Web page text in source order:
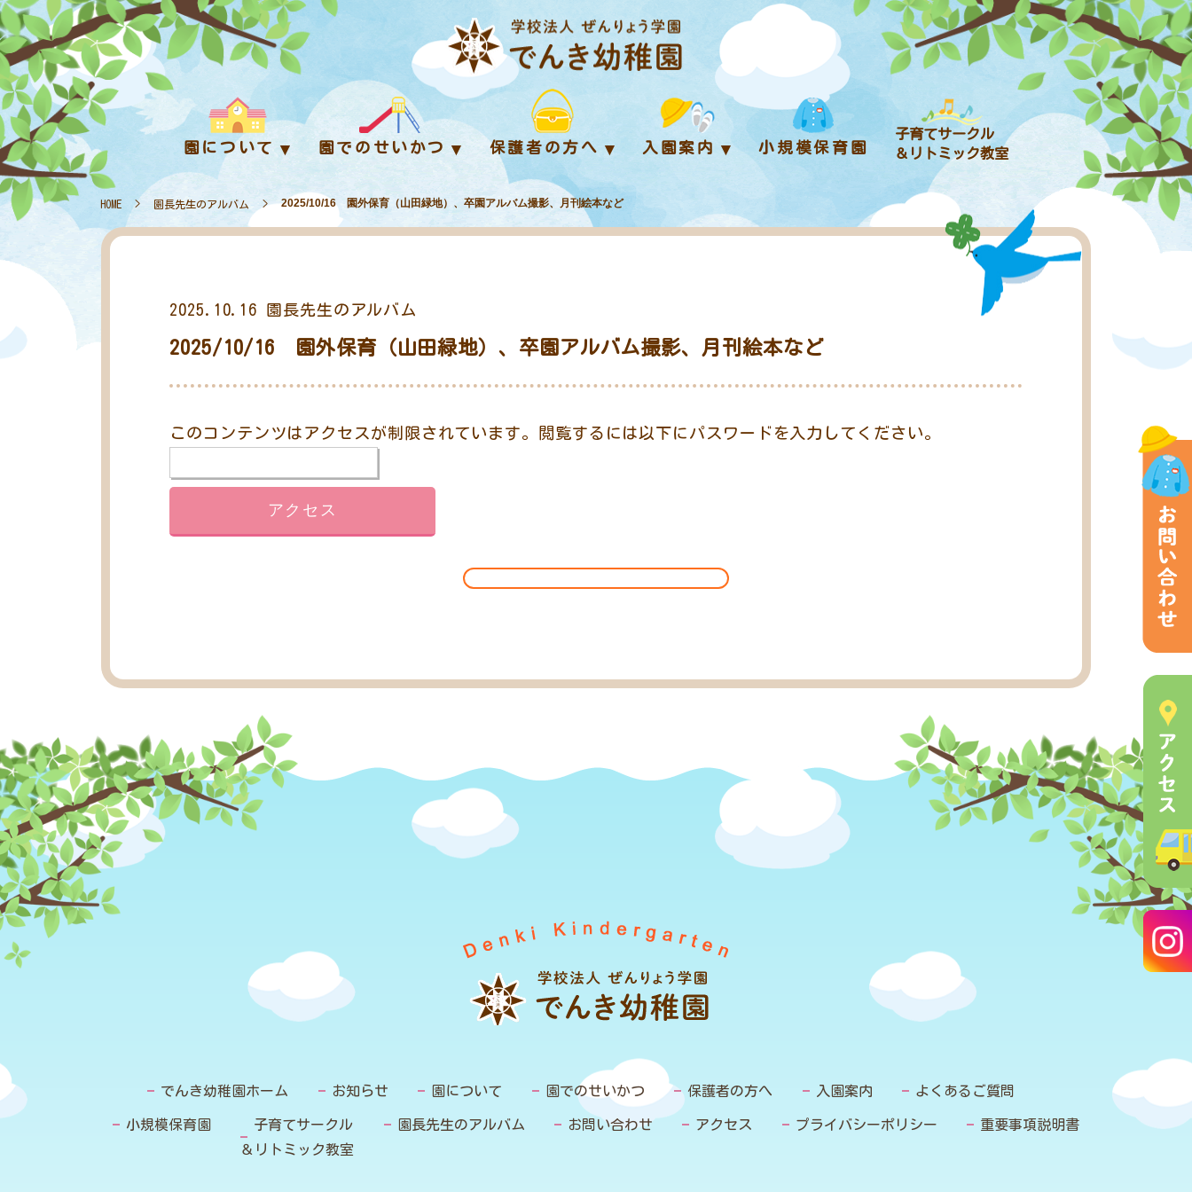
園について 園でのせいかつ 保護者の方へ 入園案内 小規模保育園
子育てサークル
＆リトミック教室
HOME > 園長先生のアルバム > 2025/10/16 園外保育（山田緑地）、卒園アルバム撮影、月刊絵本など
2025.10.16 園長先生のアルバム
2025/10/16 園外保育（山田緑地）、卒園アルバム撮影、月刊絵本など
このコンテンツはアクセスが制限されています。閲覧するには以下にパスワードを入力してください。
でんき幼稚園ホーム お知らせ 園について 園でのせいかつ 保護者の方へ 入園案内 よくあるご質問
小規模保育園
子育てサークル
＆リトミック教室
園長先生のアルバム お問い合わせ アクセス プライバシーポリシー 重要事項説明書